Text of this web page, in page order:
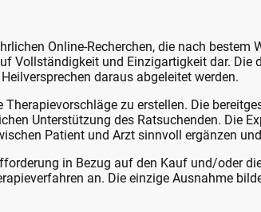
Online-Recherchen, die nach bestem
Vollständigkeit und Einzigartigkeit dar. Die
daraus abgeleitet werden.
zu erstellen. Die
Unterstützung des Ratsuchenden. Die
Patient und Arzt sinnvoll ergänzen
in Bezug auf den Kauf und/oder
an. Die einzige Ausnahme